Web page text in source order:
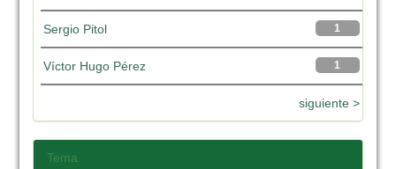
1
Sergio Pitol
1
Víctor Hugo Pérez
siguiente >
Tema